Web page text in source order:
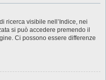
ricerca visibile nell’Indice, nei
si può accedere premendo il
Ci possono essere differenze